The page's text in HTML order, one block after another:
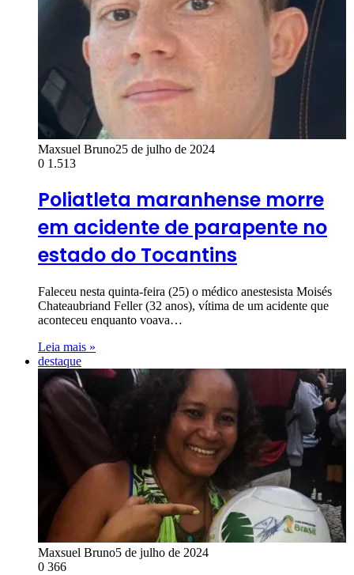
Maxsuel Bruno25 de julho de 2024
0 1.513
Poliatleta maranhense morre
em acidente de parapente no
estado do Tocantins
Faleceu nesta quinta-feira (25) o médico anestesista Moisés
Chateaubriand Feller (32 anos), vítima de um acidente que
aconteceu enquanto voava…
Leia mais »
destaque
Maxsuel Bruno5 de julho de 2024
0 366